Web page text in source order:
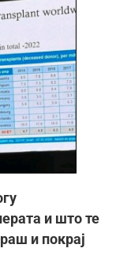
и што те
и покрај